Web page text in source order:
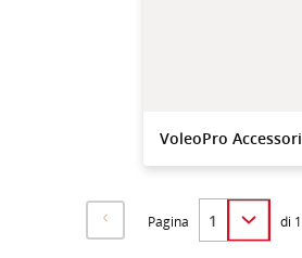
VoleoPro Accessori
Pagina di 1